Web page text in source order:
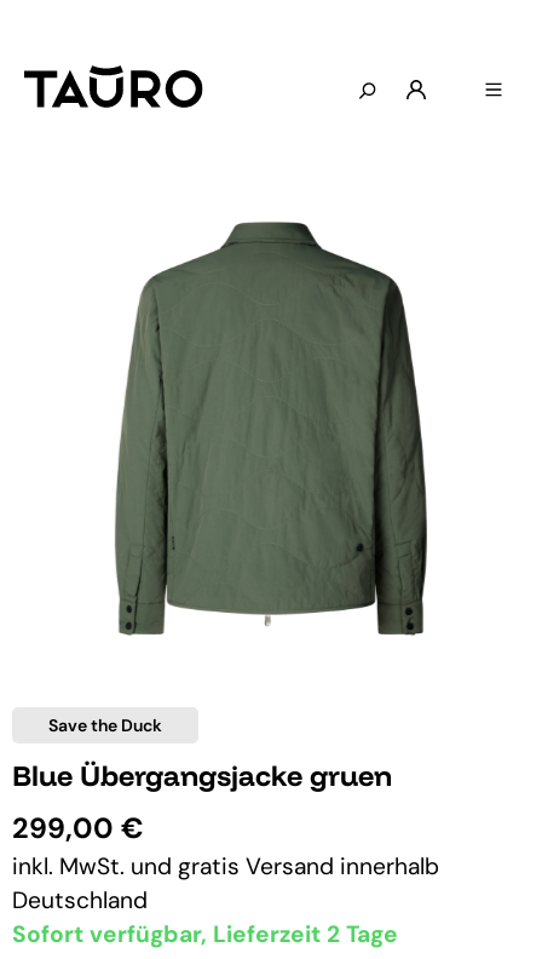
Save the Duck
Blue Übergangsjacke gruen
299,00 €
inkl. MwSt. und gratis Versand innerhalb
Deutschland
Sofort verfügbar, Lieferzeit 2 Tage